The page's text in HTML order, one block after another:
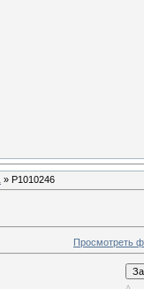
» P1010246
Просмотреть